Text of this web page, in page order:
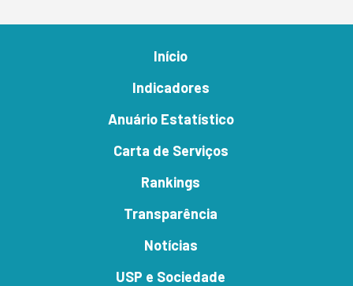
Início
Indicadores
Anuário Estatístico
Carta de Serviços
Rankings
Transparência
Notícias
USP e Sociedade